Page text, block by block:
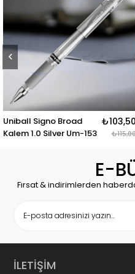
Uniball Signo Broad
Kalem 1.0 Silver Um-153
₺103,50
E-
Fırsat & indirimlerden
İLETİŞİM